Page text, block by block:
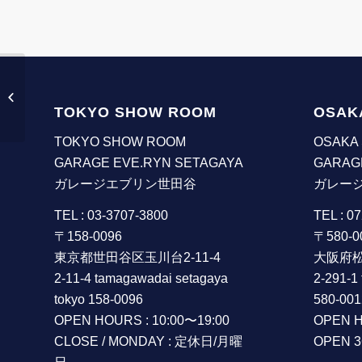
TOKYO SHOW ROOM
TOKYO SHOW ROOM
GARAGE EVE.RYN SETAGAYA
ガレージエブリン世田谷
TEL : 03-3707-3800
〒158-0096
東京都世田谷区玉川台2-11-4
2-11-4 tamagawadai setagaya
tokyo 158-0096
OPEN HOURS : 10:00〜19:00
CLOSE / MONDAY : 定休日/月曜
OSAKA
ガレー
TEL :
〒580-
大阪府
2-291-1
580-
OPEN
OPEN